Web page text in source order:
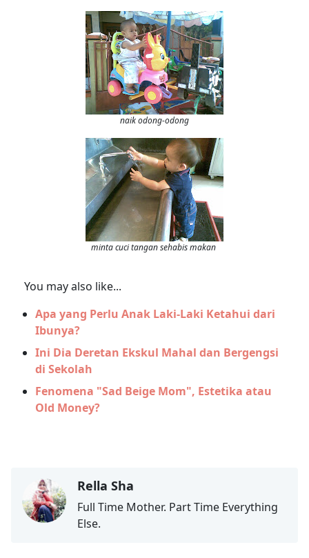
naik odong-odong
minta cuci tangan sehabis makan
You may also like...
Apa yang Perlu Anak Laki-Laki Ketahui dari
Ibunya?
Ini Dia Deretan Ekskul Mahal dan Bergengsi
di Sekolah
Fenomena "Sad Beige Mom", Estetika atau
Old Money?
Rella Sha
Full Time Mother. Part Time Everything
Else.